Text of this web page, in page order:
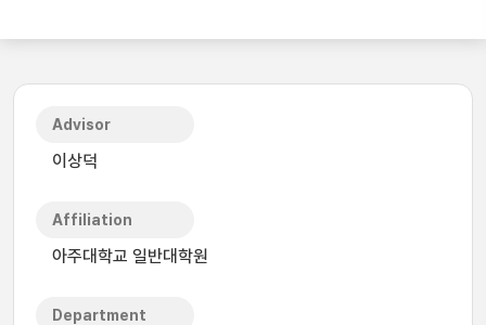
Advisor
이상덕
Affiliation
아주대학교 일반대학원
Department